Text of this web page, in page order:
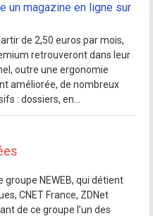
un magazine en ligne sur
de 2,50 euros par mois,
retrouveront dans leur
outre une ergonomie
améliorée, de nombreux
: dossiers, en...
groupe NEWEB, qui détient
CNET France, ZDNet
de ce groupe l’un des